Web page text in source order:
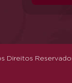
Direitos